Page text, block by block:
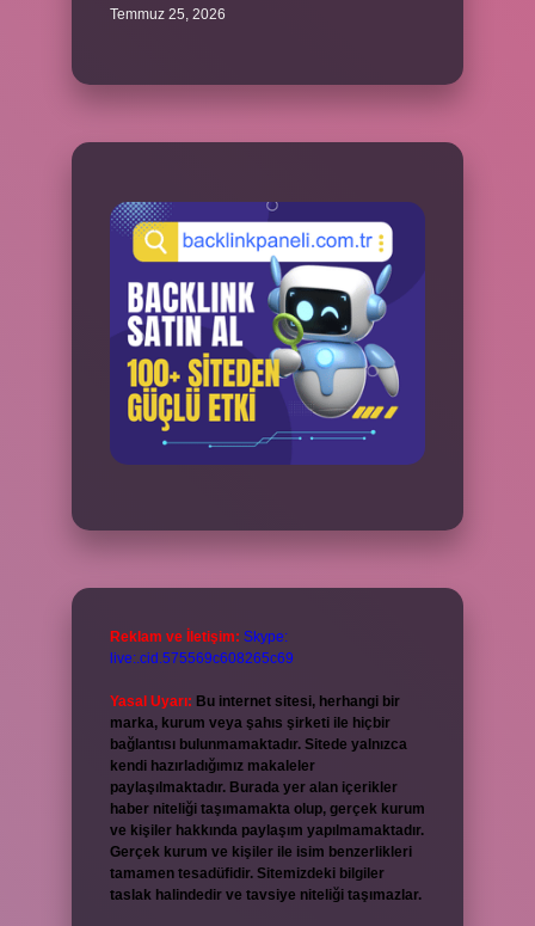
Temmuz 25, 2026
Reklam ve İletişim: Skype:
live:.cid.575569c608265c69
Yasal Uyarı: Bu internet sitesi, herhangi bir
marka, kurum veya şahıs şirketi ile hiçbir
bağlantısı bulunmamaktadır. Sitede yalnızca
kendi hazırladığımız makaleler
paylaşılmaktadır. Burada yer alan içerikler
haber niteliği taşımamakta olup, gerçek kurum
ve kişiler hakkında paylaşım yapılmamaktadır.
Gerçek kurum ve kişiler ile isim benzerlikleri
tamamen tesadüfidir. Sitemizdeki bilgiler
taslak halindedir ve tavsiye niteliği taşımazlar.